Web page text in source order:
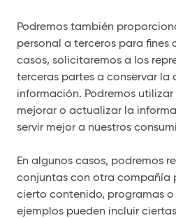
Podremos también
personal a terceros para fines
casos, solicitaremos a los
terceras partes a conservar
información. Podremos
mejorar o actualizar la
servir mejor a nuestros
En algunos casos, podremos
conjuntas con otra compañía
cierto contenido, programas
ejemplos pueden incluir